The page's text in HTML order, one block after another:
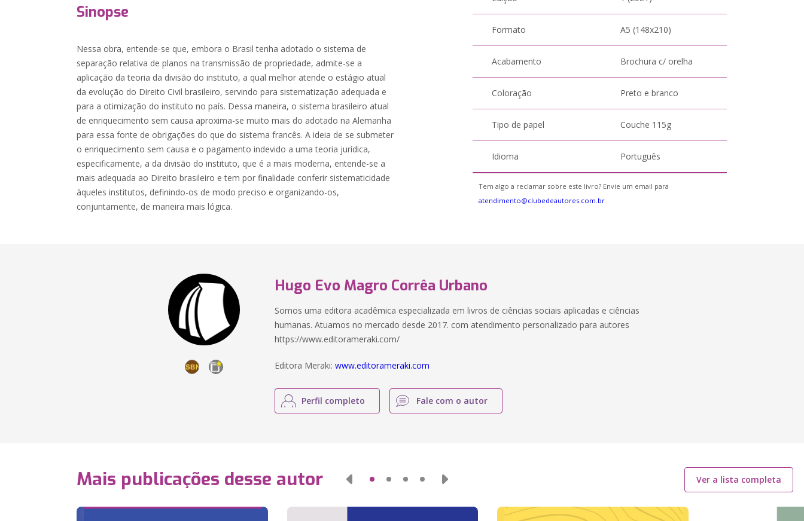
Sinopse
Nessa obra, entende-se que, embora o Brasil tenha adotado o sistema de
separação relativa de planos na transmissão de propriedade, admite-se a
aplicação da teoria da divisão do instituto, a qual melhor atende o estágio atual
da evolução do Direito Civil brasileiro, servindo para sistematização adequada e
para a otimização do instituto no país. Dessa maneira, o sistema brasileiro atual
de enriquecimento sem causa aproxima-se muito mais do adotado na Alemanha
para essa fonte de obrigações do que do sistema francês. A ideia de se submeter
o enriquecimento sem causa e o pagamento indevido a uma teoria jurídica,
especificamente, a da divisão do instituto, que é a mais moderna, entende-se a
mais adequada ao Direito brasileiro e tem por finalidade conferir sistematicidade
àqueles institutos, definindo-os de modo preciso e organizando-os,
conjuntamente, de maneira mais lógica.
Formato A5 (148x210)
Acabamento Brochura c/ orelha
Coloração Preto e branco
Tipo de papel Couche 115g
Idioma Português
Tem algo a reclamar sobre este livro? Envie um email para
atendimento@clubedeautores.com.br
Hugo Evo Magro Corrêa Urbano
Somos uma editora acadêmica especializada em livros de ciências sociais aplicadas e ciências
humanas. Atuamos no mercado desde 2017. com atendimento personalizado para autores
https://www.editorameraki.com/
Editora Meraki:www.editorameraki.com
Perfil completo Fale com o autor
Mais publicações desse autor Ver a lista completa